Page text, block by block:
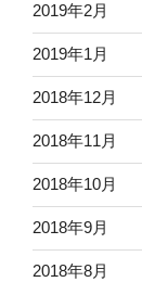
2019年2月
2019年1月
2018年12月
2018年11月
2018年10月
2018年9月
2018年8月